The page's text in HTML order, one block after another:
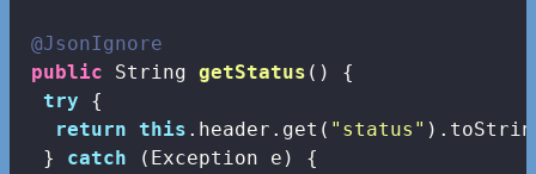
@JsonIgnore
public String getStatus ()
{
try {
return this .header.get( "status"
  }
catch (Exception e) {